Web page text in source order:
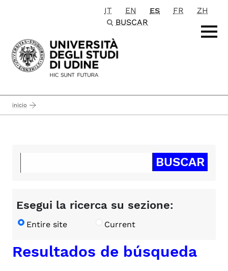
Passa al contenuto principale
IT EN ES FR
ZH
BUSCAR
inicio
Esegui la ricerca su sezione:
Entire site Current
Resultados de búsqueda